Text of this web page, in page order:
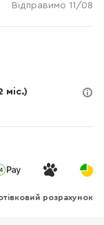
Відправимо 11/08
міс.)
розрахунок